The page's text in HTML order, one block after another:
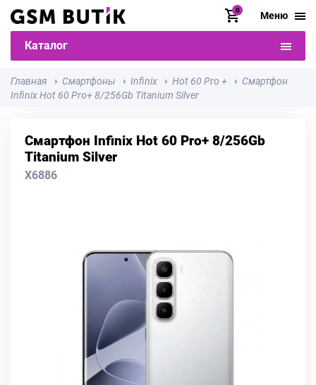
0 Меню
Каталог
Главная Смартфоны Infinix Hot 60 Pro +
Смартфон
Infinix Hot 60 Pro+ 8/256Gb Titanium Silver
Смартфон Infinix Hot 60 Pro+ 8/256Gb
Titanium Silver
X6886